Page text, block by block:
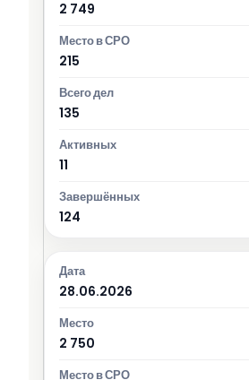
2 749
215
135
11
124
28.06.2026
2 750